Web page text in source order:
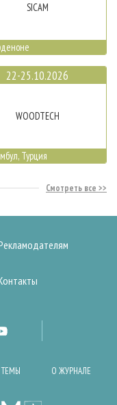
SICAM
22-25.10.2026
WOODTECH
Турция
Смотреть все
ТЕМЫ О ЖУРНАЛЕ